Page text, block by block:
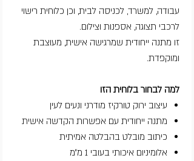
עבודה, למשרד, לכניסה לבית, וכן כלוחית רישוי
לרכבי תצוגה, אספנות וצילום.
זו מתנה ייחודית שמרגישה אישית, מעוצבת
ומוקפדת.
למה לבחור בלוחית הזו
עיצוב ירוק טורקיז מודרני ונעים לעין
מתנה ייחודית עם אפשרות הקדשה אישית
כיתוב מובלט בהבלטה אמיתית
אלומיניום איכותי בעובי 1 מ״מ